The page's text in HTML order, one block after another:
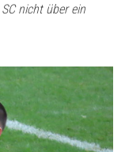
nicht über ein